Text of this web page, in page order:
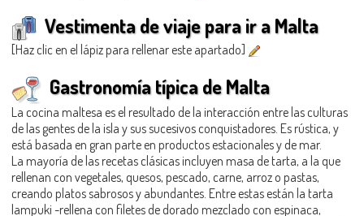
Vestimenta de viaje para ir a Malta
[Haz clic en el lápiz para rellenar este apartado]
Gastronomía típica de Malta
La cocina maltesa es el resultado de la interacción entre las culturas
de las gentes de la isla y sus sucesivos conquistadores. Es rústica, y
está basada en gran parte en productos estacionales y de mar.
La mayoría de las recetas clásicas incluyen masa de tarta, a la que
rellenan con vegetales, quesos, pescado, carne, arroz o pastas,
creando platos sabrosos y abundantes. Entre estas están la tarta
lampuki -rellena con filetes de dorado mezclado con espinaca,